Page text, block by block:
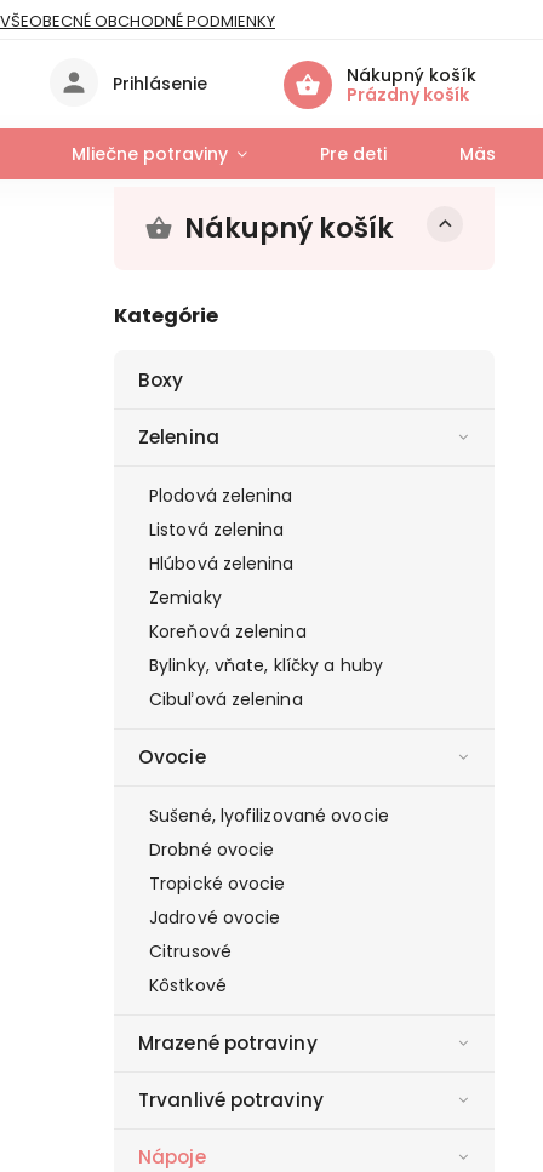
VŠEOBECNÉ OBCHODNÉ PODMIENKY
Nákupný košík
Prázdny košík
Prihlásenie
Mliečne potraviny Pre deti Mäso a
Nákupný košík
Kategórie
Boxy
Zelenina
Plodová zelenina
Listová zelenina
Hlúbová zelenina
Zemiaky
Koreňová zelenina
Bylinky, vňate, klíčky a huby
Cibuľová zelenina
Ovocie
Sušené, lyofilizované ovocie
Drobné ovocie
Tropické ovocie
Jadrové ovocie
Citrusové
Kôstkové
Mrazené potraviny
Trvanlivé potraviny
Nápoje